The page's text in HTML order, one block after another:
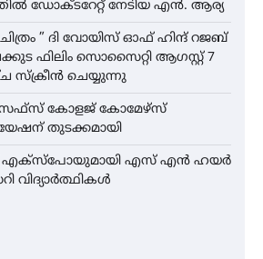
ഡോക്ടറേറ്റ് നേടിയ എൻ. ആര്യ
” ദി വോയിസ് ഓഫ് ഹിന്ദ് റജബ്
ഫിലിം സൊസൈറ്റി ആഗസ്റ്റ് 7
സ്‌ക്രീൻ ചെയ്യുന്നു
കോളജ് കോമേഴ്‌സ്
തുടക്കമായി
എക്സ്പോയുമായി എസ് എൻ ഹയർ
വിദ്യാർത്ഥികൾ